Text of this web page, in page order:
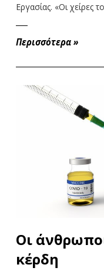
Εργασίας. «Οι χείρες
Περισσότερα »
Οι
κέρδη